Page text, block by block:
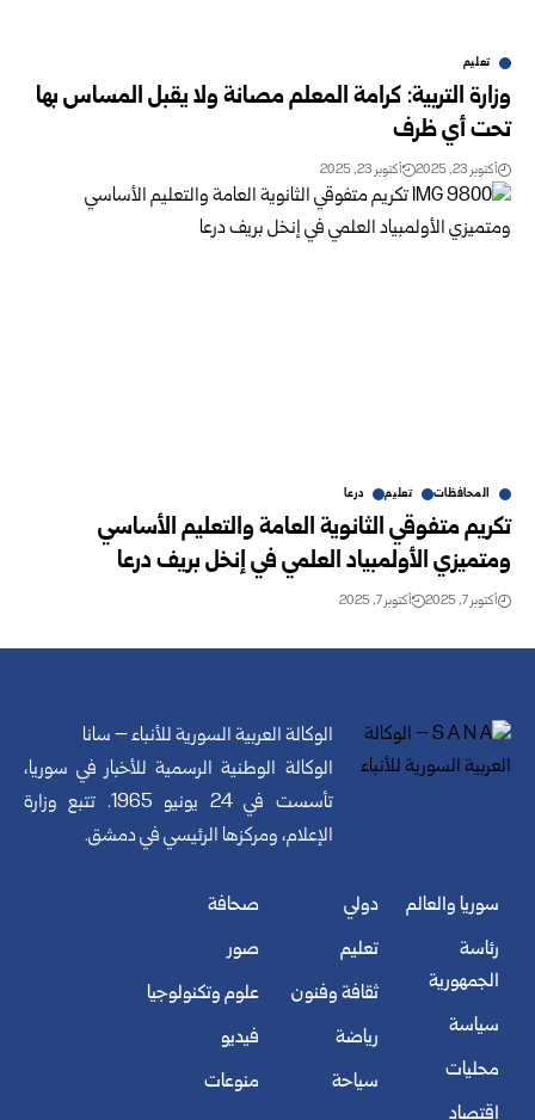
تعليم
وزارة التربية: كرامة المعلم مصانة ولا يقبل المساس بها
تحت أي ظرف
أكتوبر 23, 2025 أكتوبر 23, 2025
المحافظات تعليم درعا
تكريم متفوقي الثانوية العامة والتعليم الأساسي
ومتميزي الأولمبياد العلمي في إنخل بريف درعا
أكتوبر 7, 2025 أكتوبر 7, 2025
الوكالة العربية السورية للأنباء – سانا
الوكالة الوطنية الرسمية للأخبار في سوريا،
تأسست في 24 يونيو 1965. تتبع وزارة
الإعلام، ومركزها الرئيسي في دمشق.
سوريا والعالم
رئاسة
الجمهورية
سياسة
محليات
اقتصاد
دولي
تعليم
ثقافة وفنون
رياضة
سياحة
صحافة
صور
علوم وتكنولوجيا
فيديو
منوعات